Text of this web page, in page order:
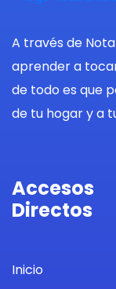
A través de
aprender a
de todo es que
de tu hogar y a
Accesos
Directos
Inicio